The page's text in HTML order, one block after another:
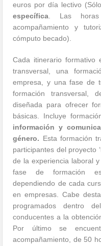
euros por día lectivo
específica . Las
acompañamiento y
cómputo becado).
Cada itinerario formativo
transversal, una
empresa, y una fase de
formación transversal,
diseñada para ofrecer
básicas. Incluye
información y
género. Esta formación
participantes del proyecto
de la experiencia laboral
fase de formación
dependiendo de cada
en empresas. Cabe
programados dentro
conducentes a la
Por último se
acompañamiento, de 50